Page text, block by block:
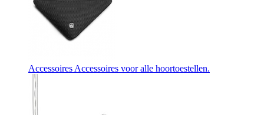
AccessoiresAccessoires voor alle hoortoestellen.